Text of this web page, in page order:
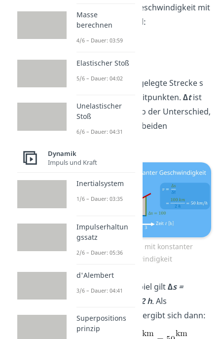
bestimmst die Geschwindigkeit mit
folgender Formel:
∆s ist die zurückgelegte Strecke s
zwischen zwei Zeitpunkten. ∆tist
die Differenz, also der Unterschied,
zwischen diesen beiden
s-t-Diagramm mit konstanter
Geschwindigkeit
In unserem Beispiel gilt∆s =
∆t = 2 h. Als
Geschwindigkeit ergibt sich dann:
Masse
berechnen
4/6 – Dauer: 03:59
Elastischer Stoß
5/6 – Dauer: 04:02
Unelastischer
Stoß
6/6 – Dauer: 04:31
Dynamik
Impuls und Kraft
Inertialsystem
1/6 – Dauer: 03:35
Impulserhaltun
gssatz
2/6 – Dauer: 05:36
d'Alembert
3/6 – Dauer: 04:41
Superpositions
prinzip